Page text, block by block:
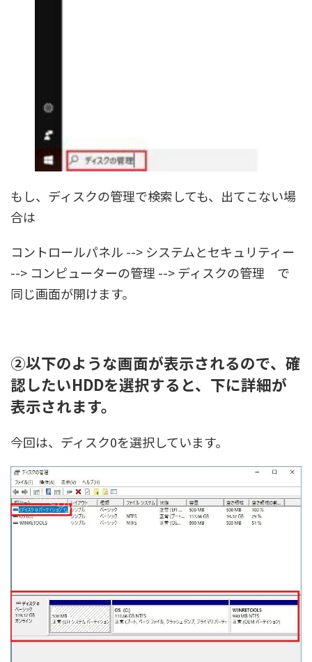
もし、ディスクの管理で検索しても、出てこない場
合は
コントロールパネル --> システムとセキュリティー
--> コンピューターの管理 --> ディスクの管理 で
同じ画面が開けます。
②以下のような画面が表示されるので、確
認したいHDDを選択すると、下に詳細が
表示されます。
今回は、ディスク0を選択しています。